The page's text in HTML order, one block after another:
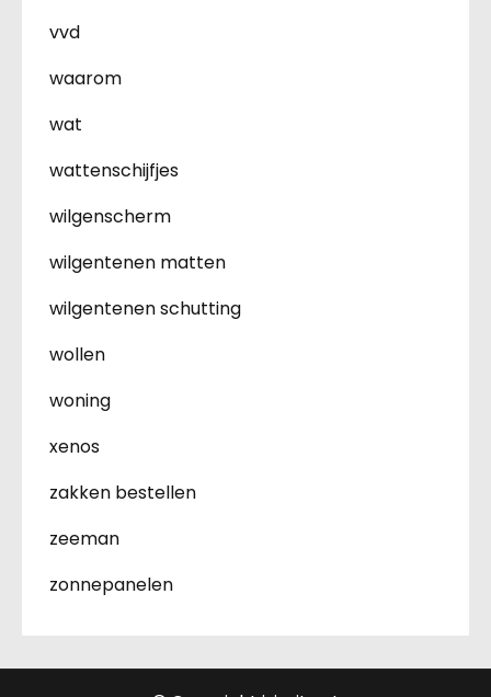
vvd
waarom
wat
wattenschijfjes
wilgenscherm
wilgentenen matten
wilgentenen schutting
wollen
woning
xenos
zakken bestellen
zeeman
zonnepanelen